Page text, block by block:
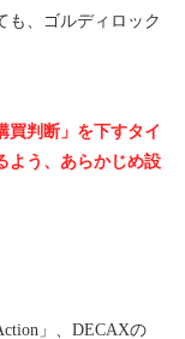
も、ゴルディロック
買判断」を下すタイ
よう、あらかじめ設
」、DECAXの